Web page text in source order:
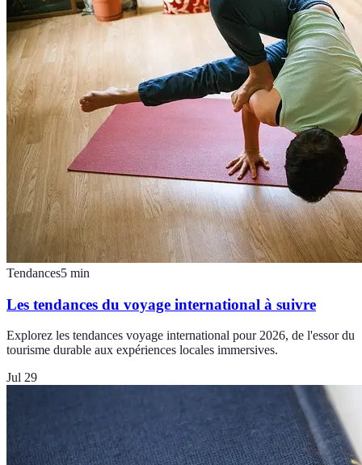
Tendances5 min
Les tendances du voyage international à suivre
Explorez les tendances voyage international pour 2026, de l'essor du
tourisme durable aux expériences locales immersives.
Jul 29